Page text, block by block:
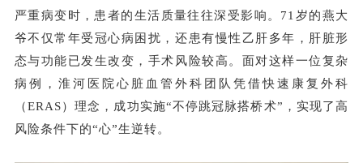
严重病变时，患者的生活质量往往深受影响。71岁的燕大
爷不仅常年受冠心病困扰，还患有慢性乙肝多年，肝脏形
态与功能已发生改变，手术风险较高。面对这样一位复杂
病例，淮河医院心脏血管外科团队凭借快速康复外科
（ERAS）理念，成功实施“不停跳冠脉搭桥术”，实现了高
风险条件下的“心”生逆转。